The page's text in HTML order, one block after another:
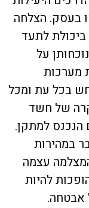
בעסק. הצלחה
לתעד
על
מערכות
בכל עת ומכל
של חשד
הנכנס למתקן.
במהירות
עצמה
להיות
אבטחה.